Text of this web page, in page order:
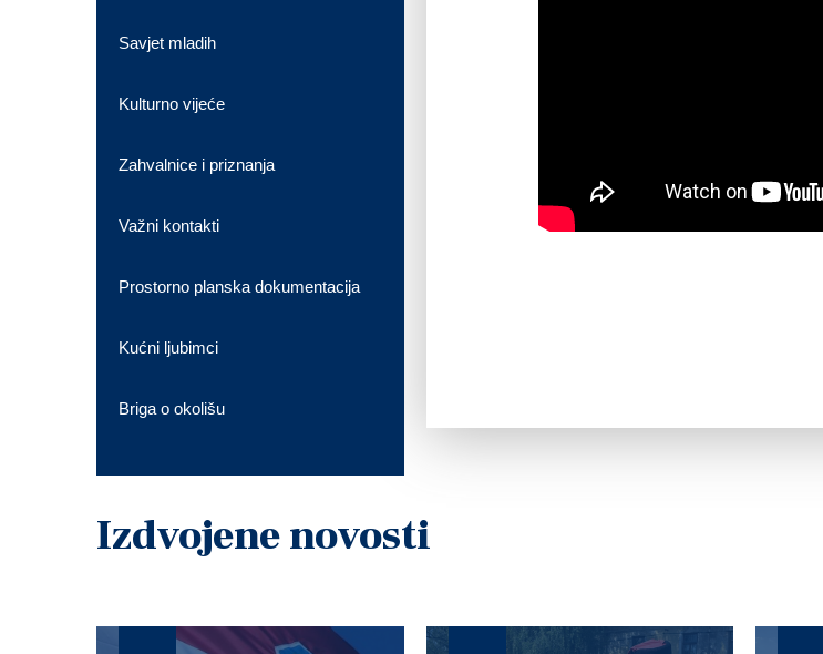
Savjet mladih
Kulturno vijeće
Zahvalnice i priznanja
Važni kontakti
Prostorno planska dokumentacija
Kućni ljubimci
Briga o okolišu
Izdvojene novosti